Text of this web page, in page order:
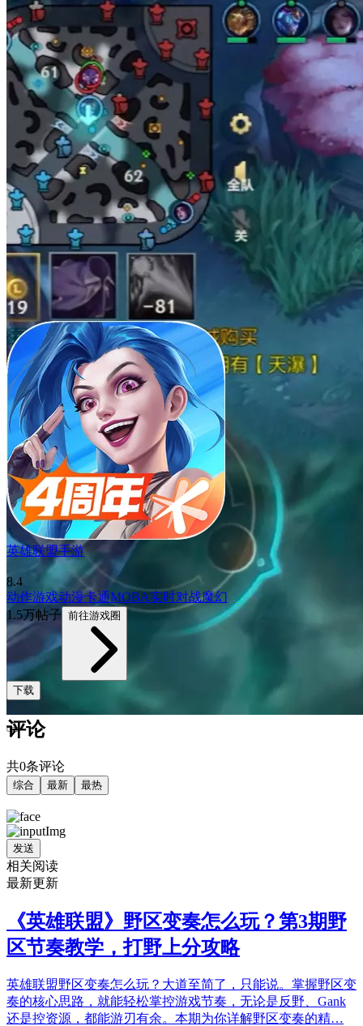
英雄联盟手游
8.4
动作游戏动漫卡通MOBA实时对战魔幻
1.5万帖子 前往游戏圈
下载
评论
共0条评论
综合 最新 最热
发送
相关阅读
最新更新
《英雄联盟》野区变奏怎么玩？第3期野
区节奏教学，打野上分攻略
英雄联盟野区变奏怎么玩？大道至简了，只能说。掌握野区变
奏的核心思路，就能轻松掌控游戏节奏，无论是反野、Gank
还是控资源，都能游刃有余。本期为你详解野区变奏的精…